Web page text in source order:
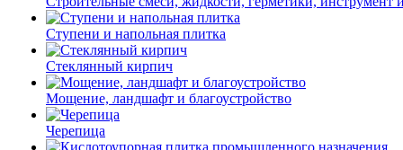
Ступени и напольная плитка
Cтеклянный кирпич
Мощение, ландшафт и благоустройство
Черепица